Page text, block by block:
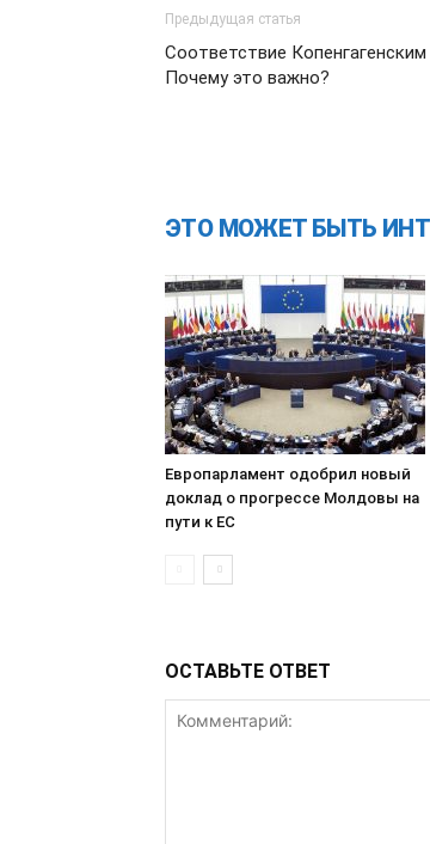
Предыдущая статья
Соответствие Копенгагенским
Почему это важно?
ЭТО МОЖЕТ БЫТЬ
Европарламент одобрил новый
доклад о прогрессе Молдовы на
пути к ЕС
ОСТАВЬТЕ ОТВЕТ